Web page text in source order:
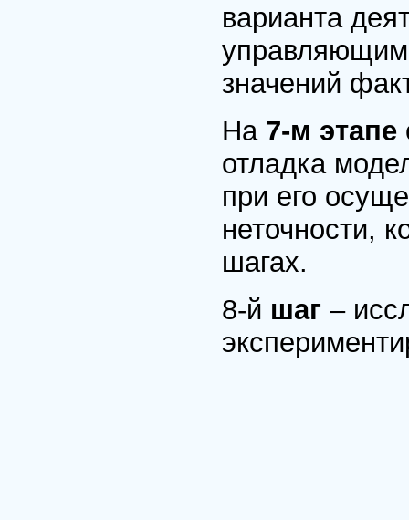
варианта
значений
На 7-м этапе
отладка
при его
неточности,
шагах.
8-й шаг –